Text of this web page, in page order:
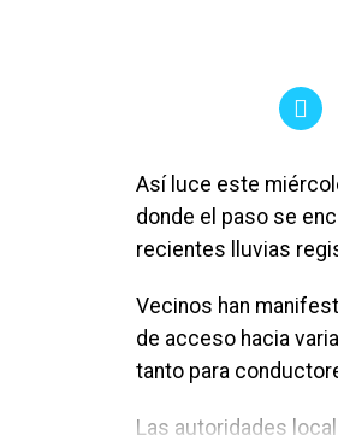
Así luce este
donde el paso se
recientes lluvias
Vecinos han
de acceso hacia
tanto para
Las autoridades